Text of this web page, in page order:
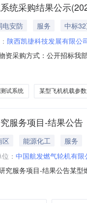
统采购结果公示
电安防 服务
中标
陕西凯捷科技发展有限公
资采购方式：公开招标我
有限公司，报价形式：
试系统 某型飞机机载参
服务项目-结果公告
区 能源化工 服务
： 中国航发燃气轮机有限
究服务项目-结果公告某
)二．其他公示内容如有